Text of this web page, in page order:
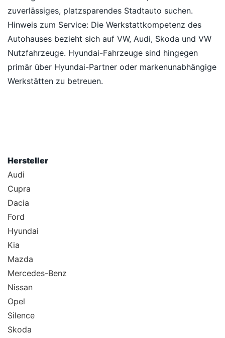
zuverlässiges, platzsparendes Stadtauto suchen.
Hinweis zum Service: Die Werkstattkompetenz des
Autohauses bezieht sich auf VW, Audi, Skoda und VW
Nutzfahrzeuge. Hyundai-Fahrzeuge sind hingegen
primär über Hyundai-Partner oder markenunabhängige
Werkstätten zu betreuen.
Hersteller
Audi
Cupra
Dacia
Ford
Hyundai
Kia
Mazda
Mercedes-Benz
Nissan
Opel
Silence
Skoda